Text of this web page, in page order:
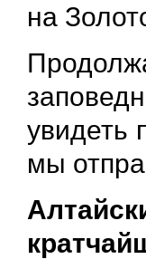
на
увидеть
мы